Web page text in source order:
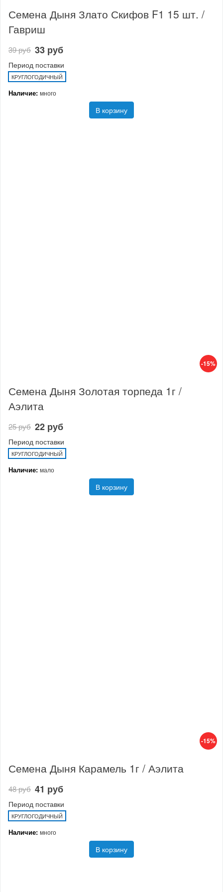
Семена Дыня Злато Скифов F1 15 шт. /
Гавриш
39 руб 33 руб
Период поставки
КРУГЛОГОДИЧНЫЙ
Наличие: много
В корзину
-15%
Семена Дыня Золотая торпеда 1г /
Аэлита
25 руб 22 руб
Период поставки
КРУГЛОГОДИЧНЫЙ
Наличие: мало
В корзину
-15%
Семена Дыня Карамель 1г / Аэлита
48 руб 41 руб
Период поставки
КРУГЛОГОДИЧНЫЙ
Наличие: много
В корзину